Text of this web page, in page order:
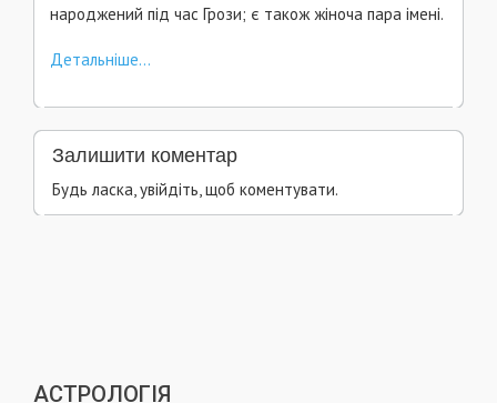
народжений під час Грози; є також жіноча пара імені.
Детальніше...
Залишити коментар
Будь ласка, увійдіть, щоб коментувати.
АСТРОЛОГІЯ